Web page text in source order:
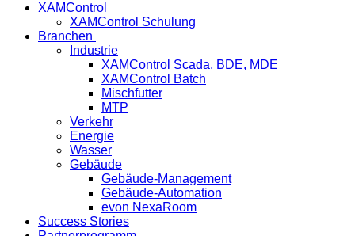
XAMControl
XAMControl Schulung
Branchen
Industrie
XAMControl Scada, BDE, MDE
XAMControl Batch
Mischfutter
MTP
Verkehr
Energie
Wasser
Gebäude
Gebäude-Management
Gebäude-Automation
evon NexaRoom
Success Stories